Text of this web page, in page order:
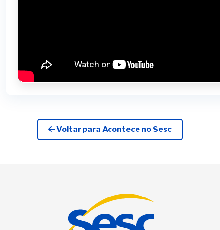
Voltar para Acontece no Sesc